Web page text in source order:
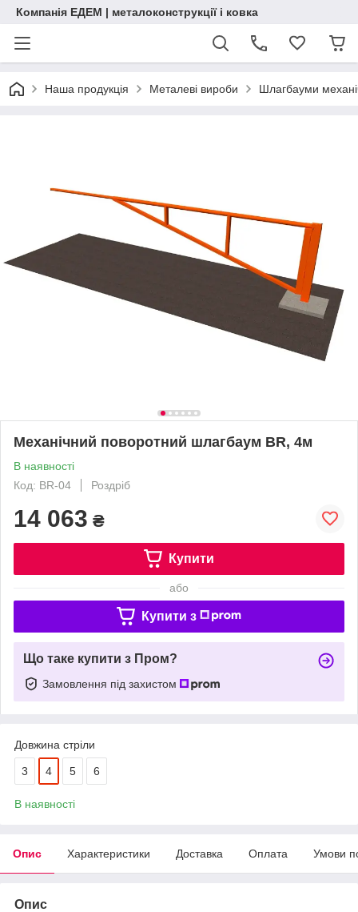
Компанія ЕДЕМ | металоконструкції і ковка
Наша продукція Металеві вироби Шлагбауми
Механічний поворотний шлагбаум BR, 4м
В наявності
Код: BR-04
Роздріб
14 063 ₴
Купити
або
Купити з
Що таке купити з Пром?
Замовлення під захистом
Довжина стріли
3 4 5 6
В наявності
Опис Характеристики Доставка Оплата Умови
Опис